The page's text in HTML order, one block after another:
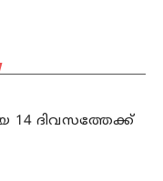
ദിവസത്തേക്ക്